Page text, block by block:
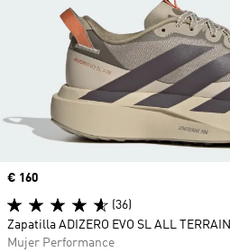
Precio
€ 160
(36)
Zapatilla ADIZERO EVO SL ALL TERRAIN
Mujer Performance